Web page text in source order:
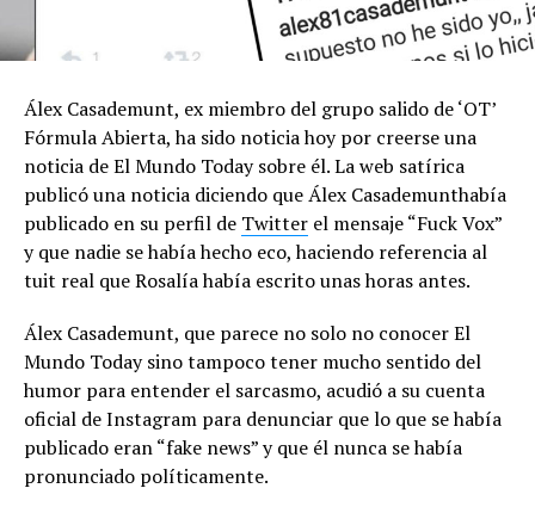
Álex Casademunt, ex miembro del grupo salido de ‘OT’
Fórmula Abierta, ha sido noticia hoy por creerse una
noticia de El Mundo Today sobre él. La web satírica
publicó una noticia diciendo que Álex Casademunthabía
publicado en su perfil de Twitter el mensaje “Fuck Vox”
y que nadie se había hecho eco, haciendo referencia al
tuit real que Rosalía había escrito unas horas antes.
Álex Casademunt, que parece no solo no conocer El
Mundo Today sino tampoco tener mucho sentido del
humor para entender el sarcasmo, acudió a su cuenta
oficial de Instagram para denunciar que lo que se había
publicado eran “fake news” y que él nunca se había
pronunciado políticamente.